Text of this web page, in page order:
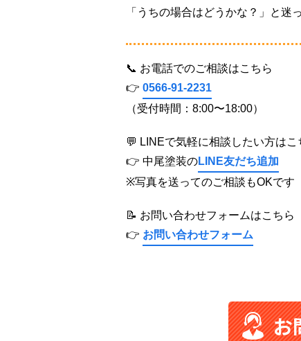
「うちの場合はどうかな？」と迷
📞 お電話でのご相談はこちら
👉 0566-91-2231
（受付時間：8:00〜18:00）
💬 LINEで気軽に相談したい方はこ
👉 中尾塗装のLINE友だち追加
※写真を送ってのご相談もOKです
📝 お問い合わせフォームはこちら
👉 お問い合わせフォーム
お